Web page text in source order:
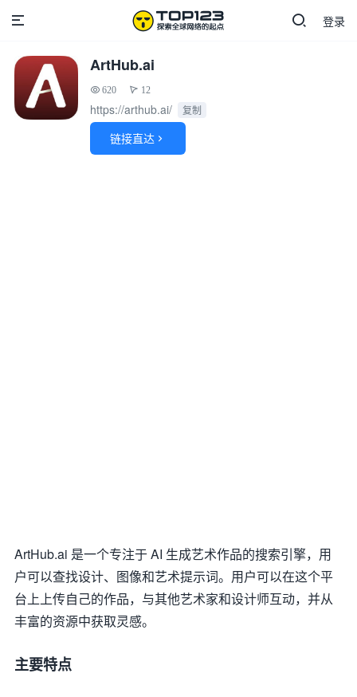
登录
ArtHub.ai
620 12
https://arthub.ai/ 复制
链接直达 
ArtHub.ai 是一个专注于 AI 生成艺术作品的搜索引擎，用
户可以查找设计、图像和艺术提示词。用户可以在这个平
台上上传自己的作品，与其他艺术家和设计师互动，并从
丰富的资源中获取灵感。
主要特点